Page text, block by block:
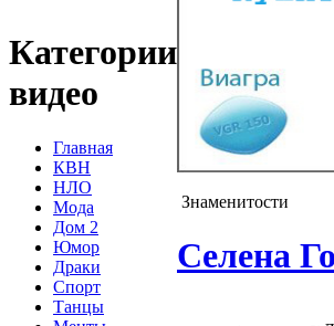
Категории
видео
Главная
КВН
НЛО
Мода
Дом 2
Юмор
Драки
Спорт
Танцы
Знаменитости
Селена